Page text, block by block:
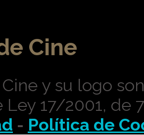
Cine
y su logo
Ley 17/2001, de
- Política de